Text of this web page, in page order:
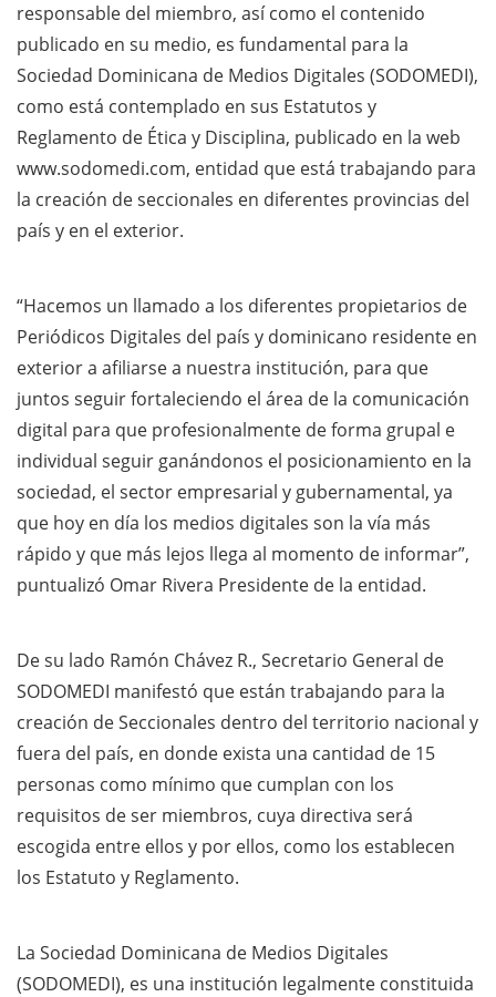
responsable del miembro, así como el contenido
publicado en su medio, es fundamental para la
Sociedad Dominicana de Medios Digitales (SODOMEDI),
como está contemplado en sus Estatutos y
Reglamento de Ética y Disciplina, publicado en la web
www.sodomedi.com, entidad que está trabajando para
la creación de seccionales en diferentes provincias del
país y en el exterior.
“Hacemos un llamado a los diferentes propietarios de
Periódicos Digitales del país y dominicano residente en
exterior a afiliarse a nuestra institución, para que
juntos seguir fortaleciendo el área de la comunicación
digital para que profesionalmente de forma grupal e
individual seguir ganándonos el posicionamiento en la
sociedad, el sector empresarial y gubernamental, ya
que hoy en día los medios digitales son la vía más
rápido y que más lejos llega al momento de informar”,
puntualizó Omar Rivera Presidente de la entidad.
De su lado Ramón Chávez R., Secretario General de
SODOMEDI manifestó que están trabajando para la
creación de Seccionales dentro del territorio nacional y
fuera del país, en donde exista una cantidad de 15
personas como mínimo que cumplan con los
requisitos de ser miembros, cuya directiva será
escogida entre ellos y por ellos, como los establecen
los Estatuto y Reglamento.
La Sociedad Dominicana de Medios Digitales
(SODOMEDI), es una institución legalmente constituida